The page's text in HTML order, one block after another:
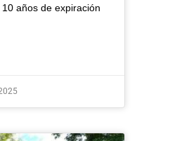
años de expiración